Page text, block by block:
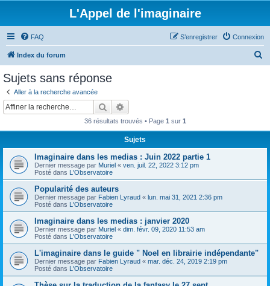
L'Appel de l'imaginaire
FAQ Connexion
S’enregistrer
Index du forum
Sujets sans réponse
Aller à la recherche avancée
Rechercher
36 résultats trouvés • Page 1 sur 1
Sujets
Imaginaire dans les medias : Juin 2022 partie 1
Dernier message par Muriel « ven. juil. 22, 2022 3:12 pm
Posté dans L'Observatoire
Popularité des auteurs
Dernier message par Fabien Lyraud « lun. mai 31, 2021 2:36 pm
Posté dans L'Observatoire
Imaginaire dans les medias : janvier 2020
Dernier message par Muriel « dim. févr. 09, 2020 11:53 am
Posté dans L'Observatoire
L'imaginaire dans le guide " Noel en librairie indépendante"
Dernier message par Fabien Lyraud « mar. déc. 24, 2019 2:19 pm
Posté dans L'Observatoire